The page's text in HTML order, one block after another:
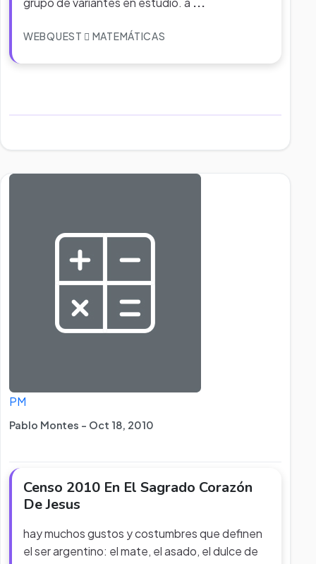
WEBQUEST MATEMÁTICAS
PM
Pablo Montes - Oct 18, 2010
Censo 2010 En El Sagrado Corazón
De Jesus
hay muchos gustos y costumbres que definen
el ser argentino: el mate, el asado, el dulce de